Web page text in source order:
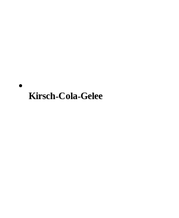
Kirsch-Cola-Gelee